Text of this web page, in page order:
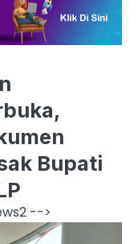
Bupati
-->